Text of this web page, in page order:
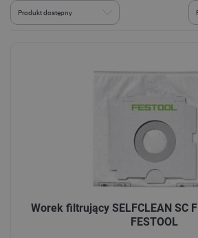
Worek filtrujący SELFCLEAN SC
FESTOOL